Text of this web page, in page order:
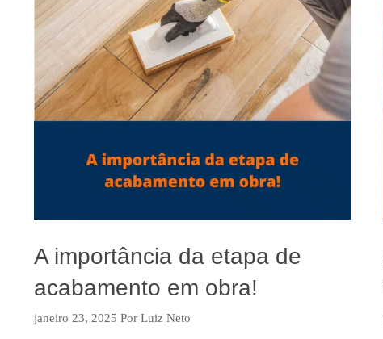
A importância da etapa de
acabamento em obra!
janeiro 23, 2025 Por Luiz Neto